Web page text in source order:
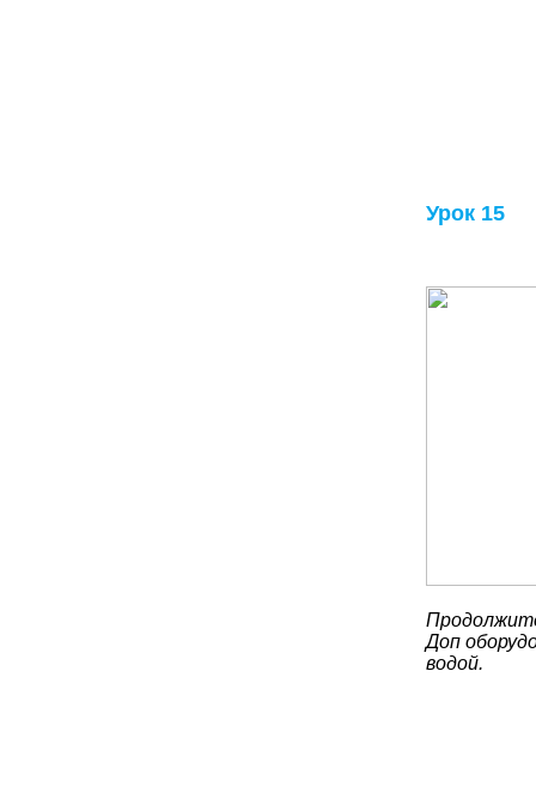
Урок 15
Доп
водой.